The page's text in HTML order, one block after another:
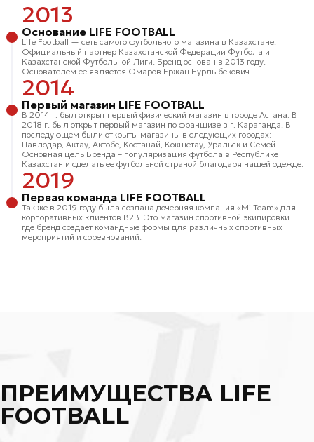
2013
Основание LIFE FOOTBALL
Life Football — сеть самого футбольного магазина в Казахстане.
Официальный партнер Казахстанской Федерации Футбола и
Казахстанской Футбольной Лиги. Бренд основан в 2013 году.
Основателем ее является Омаров Ержан Нурлыбекович.
2014
Первый магазин LIFE FOOTBALL
В 2014 г. был открыт первый физический магазин в городе Астана. В
2018 г. был открыт первый магазин по франшизе в г. Караганда. В
последующем были открыты магазины в следующих городах:
Павлодар, Актау, Актобе, Костанай, Кокшетау, Уральск и Семей.
Основная цель Бренда – популяризация футбола в Республике
Казахстан и сделать ее футбольной страной благодаря нашей одежде.
2019
Первая команда LIFE FOOTBALL
Так же в 2019 году была создана дочерняя компания «Mi Team» для
корпоративных клиентов B2B. Это магазин спортивной экипировки
где бренд создает командные формы для различных спортивных
мероприятий и соревнований.
ПРЕИМУЩЕСТВА LIFE
FOOTBALL